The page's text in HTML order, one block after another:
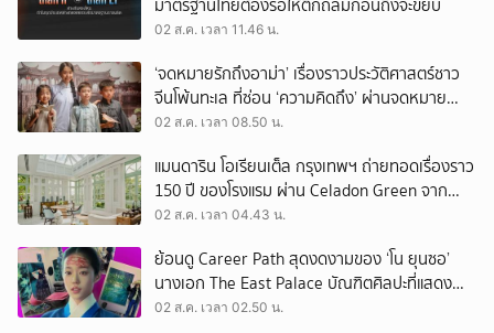
มาตรฐานไทยต้องรอให้ตึกถล่มก่อนถึงจะขยับ
02 ส.ค. เวลา 11.46 น.
‘จดหมายรักถึงอาม่า’ เรื่องราวประวัติศาสตร์ชาว
จีนโพ้นทะเล ที่ซ่อน ‘ความคิดถึง’ ผ่านจดหมาย
‘โพยก๊วน’
02 ส.ค. เวลา 08.50 น.
แมนดาริน โอเรียนเต็ล กรุงเทพฯ ถ่ายทอดเรื่องราว
150 ปี ของโรงแรม ผ่าน Celadon Green จาก
เครื่องศิลาดล
02 ส.ค. เวลา 04.43 น.
ย้อนดู Career Path สุดงดงามของ ‘โน ยุนซอ’
นางเอก The East Palace บัณฑิตศิลปะที่แสดง
เรื่องไหนก็ปัง
02 ส.ค. เวลา 02.50 น.